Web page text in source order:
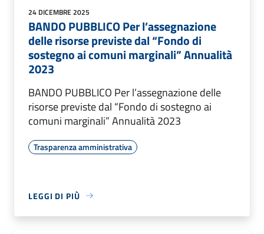
24 DICEMBRE 2025
BANDO PUBBLICO Per l’assegnazione
delle risorse previste dal “Fondo di
sostegno ai comuni marginali” Annualità
2023
BANDO PUBBLICO Per l’assegnazione delle
risorse previste dal “Fondo di sostegno ai
comuni marginali” Annualità 2023
Trasparenza amministrativa
LEGGI DI PIÙ